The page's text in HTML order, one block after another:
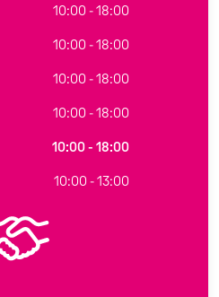
10:00 - 18:00
10:00 - 18:00
10:00 - 18:00
10:00 - 18:00
10:00 - 18:00
10:00 - 13:00